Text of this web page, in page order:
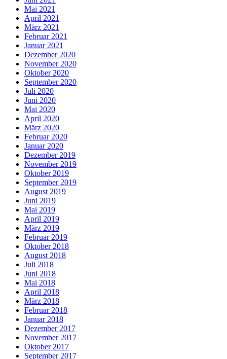
Mai 2021
April 2021
März 2021
Februar 2021
Januar 2021
Dezember 2020
November 2020
Oktober 2020
September 2020
Juli 2020
Juni 2020
Mai 2020
April 2020
März 2020
Februar 2020
Januar 2020
Dezember 2019
November 2019
Oktober 2019
September 2019
August 2019
Juni 2019
Mai 2019
April 2019
März 2019
Februar 2019
Oktober 2018
August 2018
Juli 2018
Juni 2018
Mai 2018
April 2018
März 2018
Februar 2018
Januar 2018
Dezember 2017
November 2017
Oktober 2017
September 2017